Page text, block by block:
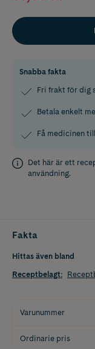
Snabba fakta
Fri frakt för dig
Betala enkelt
Få medicinen
Det här är ett
användning.
Fakta
Hittas även bland
Receptbelagt:
Varunummer
Ordinarie pris